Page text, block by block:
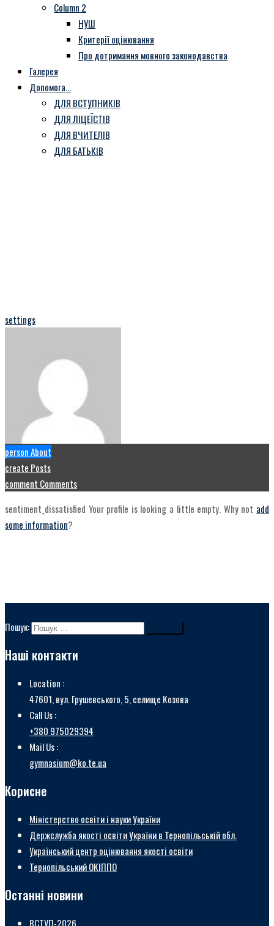
Column 2
НУШ
Критерії оцінювання
Про дотримання мовного законодавства
Галерея
Допомога…
ДЛЯ ВСТУПНИКІВ
ДЛЯ ЛІЦЕЇСТІВ
ДЛЯ ВЧИТЕЛІВ
ДЛЯ БАТЬКІВ
settings
personAbout
create Posts
comment Comments
sentiment_dissatisfied Your profile is looking a little empty. Why not add
some information?
Пошук:
Наші контакти
Location :
47601, вул. Грушевського, 5, селище Козова
Call Us :
+380 975029394
Mail Us :
gymnasium@ko.te.ua
Корисне
Міністерство освіти і науки України
Держслужба якості освіти України в Тернопільській обл.
Український центр оцінювання якості освіти
Тернопільський ОКІППО
Останні новини
ВСТУП-2026